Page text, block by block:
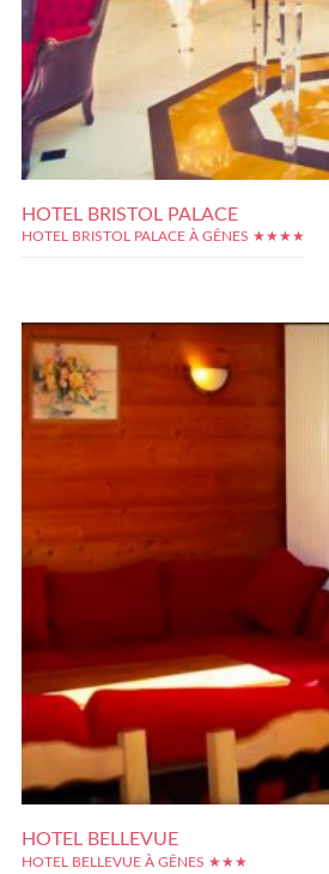
HOTEL BRISTOL PALACE
HOTEL BRISTOL PALACE À GÊNES ★★★★
HOTEL BELLEVUE
HOTEL BELLEVUE À GÊNES ★★★